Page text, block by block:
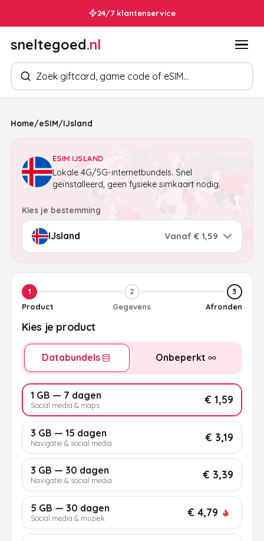
24/7 klantenservice
sneltegoed.nl
Zoek producten
Home/eSIM/IJsland
ESIM IJSLAND
Lokale 4G/5G-internetbundels. Snel
geïnstalleerd, geen fysieke simkaart nodig.
Kies je bestemming
Vanaf € 1,59
1
Product
2
Gegevens
3
Afronden
Kies je product
Databundels Onbeperkt
1 GB — 7 dagen
Social media & maps € 1,59
3 GB — 15 dagen
Navigatie & social media € 3,19
3 GB — 30 dagen
Navigatie & social media € 3,39
5 GB — 30 dagen
Social media & muziek € 4,79